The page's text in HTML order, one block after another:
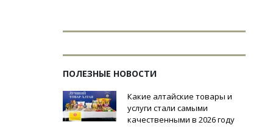
ПОЛЕЗНЫЕ НОВОСТИ
Какие алтайские товары и
услуги стали самыми
качественными в 2026 году